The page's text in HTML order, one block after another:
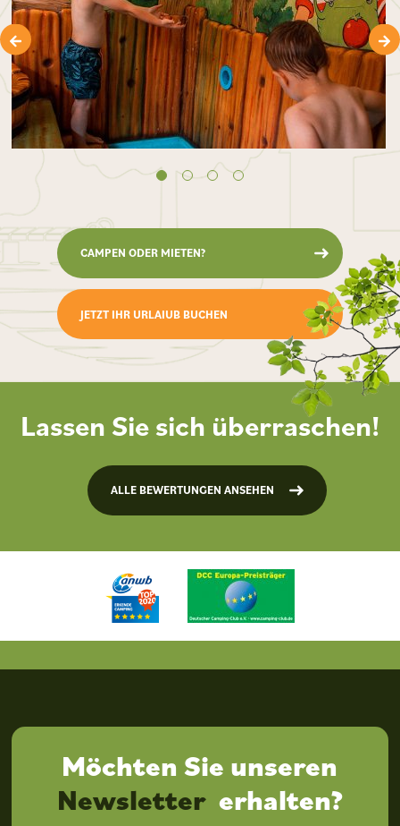
CAMPEN ODER MIETEN?
JETZT IHR URLAIUB BUCHEN
Lassen Sie sich überraschen!
ALLE BEWERTUNGEN ANSEHEN
Möchten Sie unseren
Newsletter erhalten?